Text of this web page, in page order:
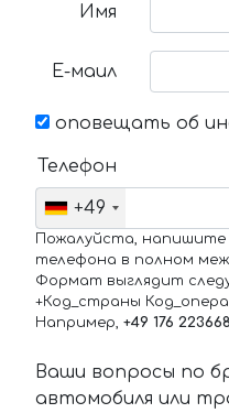
Имя
Е-маил
оповещать об
Телефон
+49
Пожалуйста,
телефона в полном
Формат выглядит
+Код_страны
Например, +49 176
Ваши вопросы по
автомобиля или